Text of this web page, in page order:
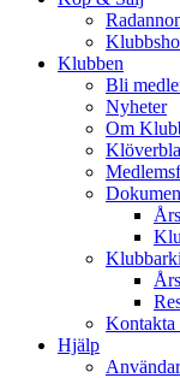
Klubben
Bli
Nyheter
Om
Kontakta
Hjälp